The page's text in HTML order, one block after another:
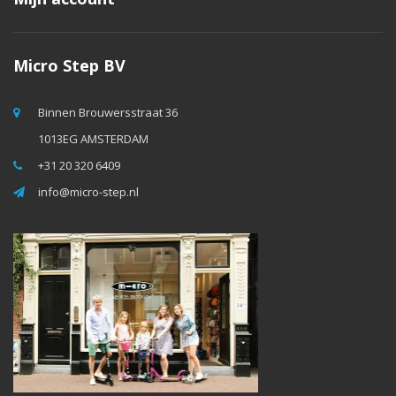
Micro Step BV
Binnen Brouwersstraat 36
1013EG AMSTERDAM
+31 20 320 6409
info@micro-step.nl